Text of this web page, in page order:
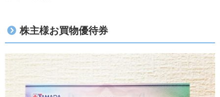
株主様お買物優待券